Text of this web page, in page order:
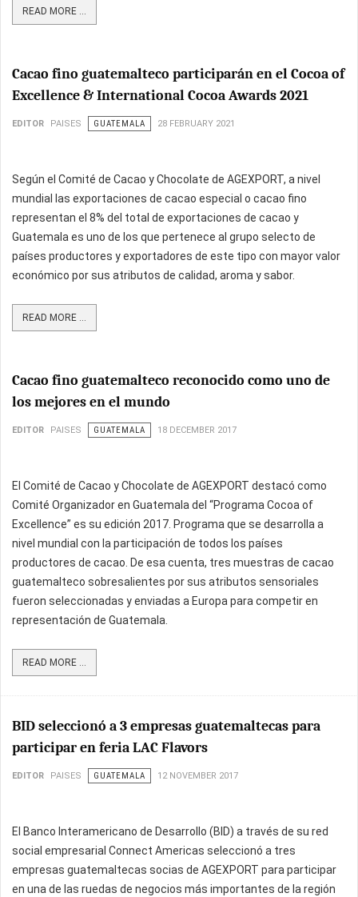
READ MORE ...
Cacao fino guatemalteco participarán en el Cocoa of
Excellence & International Cocoa Awards 2021
EDITOR PAISES GUATEMALA 28 FEBRUARY 2021
Según el Comité de Cacao y Chocolate de AGEXPORT, a nivel
mundial las exportaciones de cacao especial o cacao fino
representan el 8% del total de exportaciones de cacao y
Guatemala es uno de los que pertenece al grupo selecto de
países productores y exportadores de este tipo con mayor valor
económico por sus atributos de calidad, aroma y sabor.
READ MORE ...
Cacao fino guatemalteco reconocido como uno de
los mejores en el mundo
EDITOR PAISES GUATEMALA 18 DECEMBER 2017
El Comité de Cacao y Chocolate de AGEXPORT destacó como
Comité Organizador en Guatemala del “Programa Cocoa of
Excellence” es su edición 2017. Programa que se desarrolla a
nivel mundial con la participación de todos los países
productores de cacao. De esa cuenta, tres muestras de cacao
guatemalteco sobresalientes por sus atributos sensoriales
fueron seleccionadas y enviadas a Europa para competir en
representación de Guatemala.
READ MORE ...
BID seleccionó a 3 empresas guatemaltecas para
participar en feria LAC Flavors
EDITOR PAISES GUATEMALA 12 NOVEMBER 2017
El Banco Interamericano de Desarrollo (BID) a través de su red
social empresarial Connect Americas seleccionó a tres
empresas guatemaltecas socias de AGEXPORT para participar
en una de las ruedas de negocios más importantes de la región